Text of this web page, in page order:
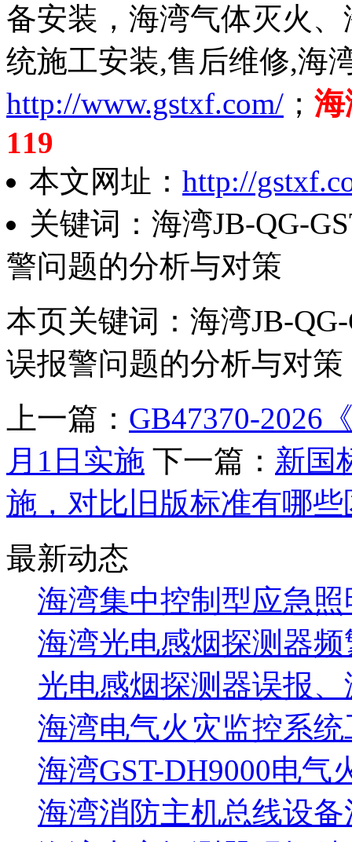
备安装，海湾气体灭火
统施工安装,售后维修,海
http://www.gstxf.com/ ； 海
119
本文网址： http://
关键词：海湾JB-QG-
警问题的分析与对策
本页关键词：海湾JB-
误报警问题的分析与对策
上一篇： GB47370-2026
月1日实施 下一篇： 新国
施，对比旧版标准有哪
最新动态
海湾集中控制型应急照
海湾光电感烟探测器
光电感烟探测器误报
海湾电气火灾监控系统
海湾GST-DH9000电气
海湾消防主机总线设备